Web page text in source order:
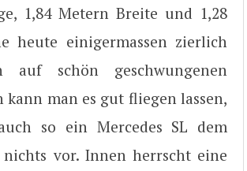
1,84 Metern Breite und 1,28
heute einigermassen zierlich
auf schön geschwungenen
kann man es gut fliegen lassen,
so ein Mercedes SL dem
nichts vor. Innen herrscht eine